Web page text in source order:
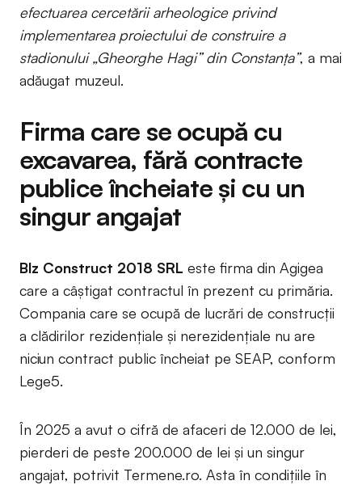
efectuarea cercetării arheologice privind
implementarea proiectului de construire a
stadionului „Gheorghe Hagi” din Constanța”, a mai
adăugat muzeul.
Firma care se ocupă cu
excavarea, fără contracte
publice încheiate și cu un
singur angajat
Blz Construct 2018 SRL este firma din Agigea
care a câștigat contractul în prezent cu primăria.
Compania care se ocupă de lucrări de construcții
a clădirilor rezidențiale și nerezidențiale nu are
niciun contract public încheiat pe SEAP, conform
Lege5.
În 2025 a avut o cifră de afaceri de 12.000 de lei,
pierderi de peste 200.000 de lei și un singur
angajat, potrivit Termene.ro. Asta în condițiile în